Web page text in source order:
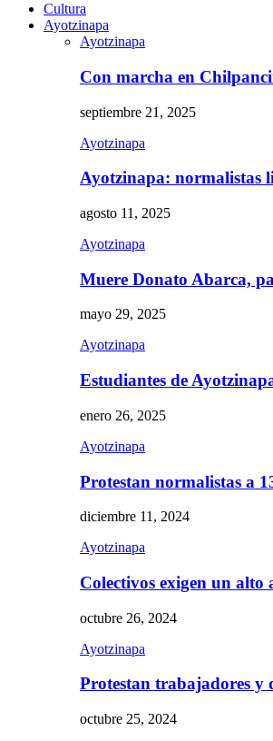
Cultura
Ayotzinapa
Ayotzinapa
Con marcha en
septiembre 21, 2025
Ayotzinapa
Ayotzinapa: normalistas
agosto 11, 2025
Ayotzinapa
Muere Donato Abarca,
mayo 29, 2025
Ayotzinapa
Estudiantes de
enero 26, 2025
Ayotzinapa
Protestan normalistas a
diciembre 11, 2024
Ayotzinapa
Colectivos exigen un
octubre 26, 2024
Ayotzinapa
Protestan trabajadores y
octubre 25, 2024